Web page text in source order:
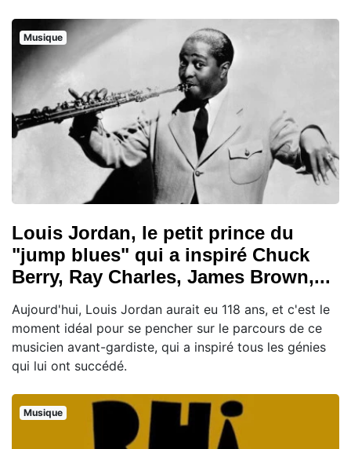
Musique
Louis Jordan, le petit prince du
"jump blues" qui a inspiré Chuck
Berry, Ray Charles, James Brown,...
Aujourd'hui, Louis Jordan aurait eu 118 ans, et c'est le
moment idéal pour se pencher sur le parcours de ce
musicien avant-gardiste, qui a inspiré tous les génies
qui lui ont succédé.
Musique